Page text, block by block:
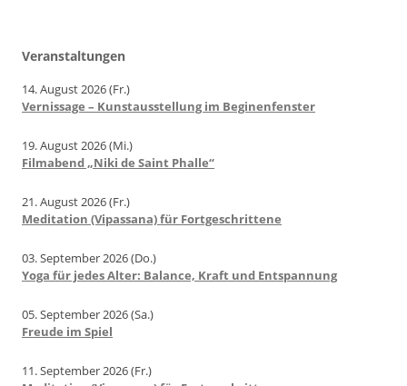
Veranstaltungen
14. August 2026 (Fr.)
Vernissage – Kunstausstellung im Beginenfenster
19. August 2026 (Mi.)
Filmabend „Niki de Saint Phalle“
21. August 2026 (Fr.)
Meditation (Vipassana) für Fortgeschrittene
03. September 2026 (Do.)
Yoga für jedes Alter: Balance, Kraft und Entspannung
05. September 2026 (Sa.)
Freude im Spiel
11. September 2026 (Fr.)